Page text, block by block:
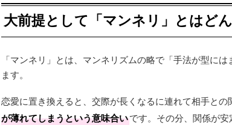
大前提として「マンネリ」とはど
「マンネリ」とは、マンネリズムの略で「手法が型に
ます。
恋愛に置き換えると、交際が長くなるに連れて相手との
が薄れてしまうという意味合いです。その分、関係が